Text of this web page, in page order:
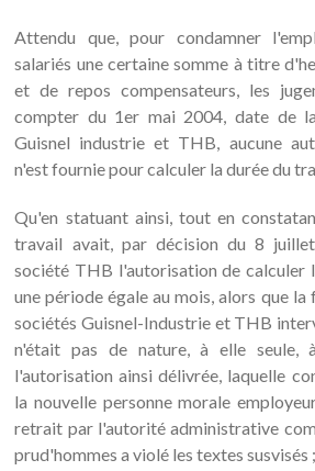
Attendu que, pour condamner
salariés une certaine somme à titre
et de repos compensateurs, les
compter du 1er mai 2004, date de
Guisnel industrie et THB, aucune
n'est fournie pour calculer la durée du
Qu'en statuant ainsi, tout en
travail avait, par décision du 8
société THB l'autorisation de calculer
une période égale au mois, alors que
sociétés Guisnel-Industrie et THB
n'était pas de nature, à elle seule,
l'autorisation ainsi délivrée, laquelle
la nouvelle personne morale
retrait par l'autorité administrative
prud'hommes a violé les textes susvisés ;